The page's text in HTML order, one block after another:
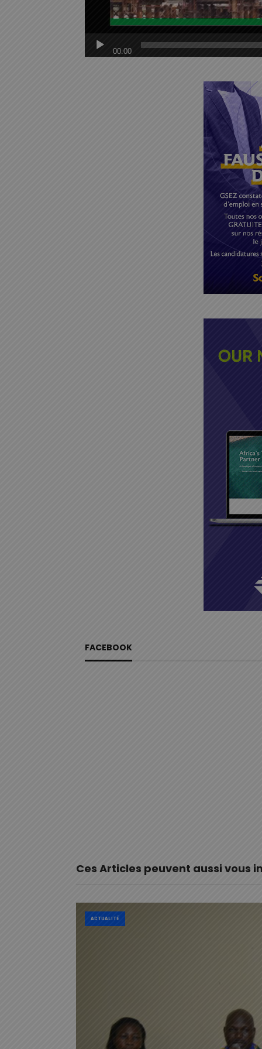
00:00
FACEBOOK
Ces Articles peuvent aussi vous
ACTUALITÉ